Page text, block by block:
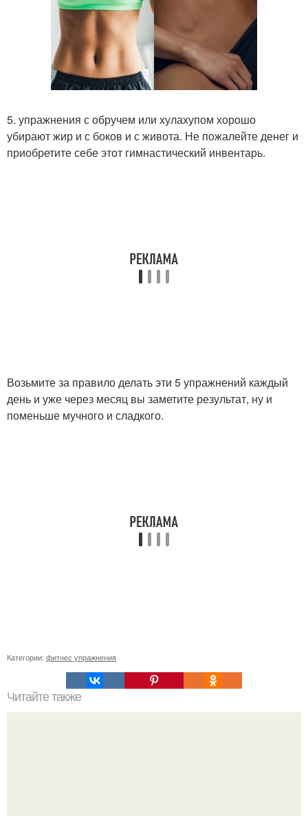
5. упражнения с обручем или хулахупом хорошо
убирают жир и с боков и с живота. Не пожалейте денег и
приобретите себе этот гимнастический инвентарь.
Возьмите за правило делать эти 5 упражнений каждый
день и уже через месяц вы заметите результат, ну и
поменьше мучного и сладкого.
Категории: фитнес упражнения
Читайте также